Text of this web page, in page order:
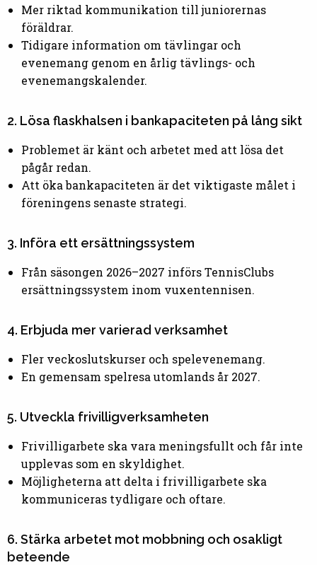
Mer riktad kommunikation till juniorernas
föräldrar.
Tidigare information om tävlingar och
evenemang genom en årlig tävlings- och
evenemangskalender.
2. Lösa flaskhalsen i bankapaciteten på lång sikt
Problemet är känt och arbetet med att lösa det
pågår redan.
Att öka bankapaciteten är det viktigaste målet i
föreningens senaste strategi.
3. Införa ett ersättningssystem
Från säsongen 2026–2027 införs TennisClubs
ersättningssystem inom vuxentennisen.
4. Erbjuda mer varierad verksamhet
Fler veckoslutskurser och spelevenemang.
En gemensam spelresa utomlands år 2027.
5. Utveckla frivilligverksamheten
Frivilligarbete ska vara meningsfullt och får inte
upplevas som en skyldighet.
Möjligheterna att delta i frivilligarbete ska
kommuniceras tydligare och oftare.
6. Stärka arbetet mot mobbning och osakligt
beteende